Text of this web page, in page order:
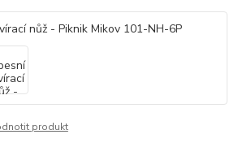
produkt